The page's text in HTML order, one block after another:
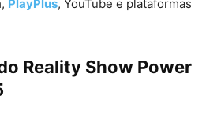
, PlayPlus, YouTube e plataformas
Reality Show Power